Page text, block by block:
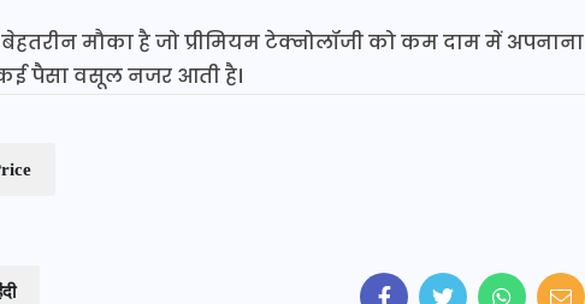
मौका है जो प्रीमियम टेक्नोलॉजी को कम दाम में अपनाना
पैसा वसूल नजर आती है।